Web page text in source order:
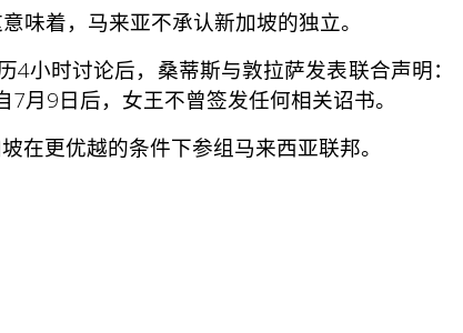
味着，马来亚不承认新加坡的独立。
小时讨论后，桑蒂斯与敦拉萨发表联合声明：
月9日后，女王不曾签发任何相关诏书。
更优越的条件下参组马来西亚联邦。